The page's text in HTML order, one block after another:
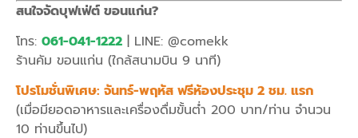
สนใจจัดบุฟเฟ่ต์ ขอนแก่น?
โทร: 061-041-1222 | LINE: @comekk
ร้านคัม ขอนแก่น (ใกล้สนามบิน 9 นาที)
โปรโมชั่นพิเศษ: จันทร์-พฤหัส ฟรีห้องประชุม 2 ชม. แรก
(เมื่อมียอดอาหารและเครื่องดื่มขั้นต่ำ 200 บาท/ท่าน จำนวน
10 ท่านขึ้นไป)